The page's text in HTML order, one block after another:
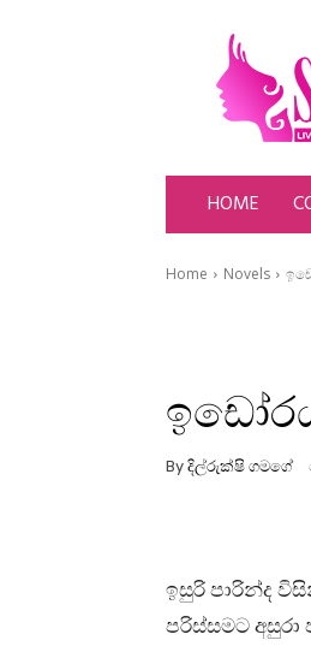
HOME
Home Novels
By දිල්රුක්ෂි ගමගේ
ඉසුරි පාරින්ද
පරිස්සමට